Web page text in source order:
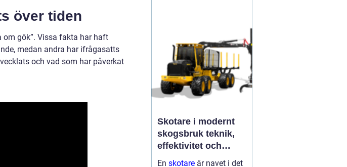
över tiden
om gök”. Vissa fakta har haft
medan andra har ifrågasatts
och vad som har påverkat
energikostnader. I en tid
där många söker...
Skotare i modernt
skogsbruk teknik,
effektivitet och
hållbarhet
En skotare är navet i det